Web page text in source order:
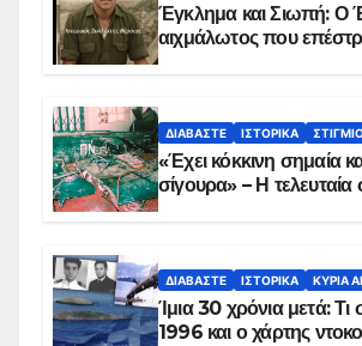
Έγκλημα και Σιωπή: Ο
αιχμάλωτος που
ΔΙΑΒΆΣΤΕ ΙΣΤΟΡΙΚΆ
«Έχει κόκκινη σημαία
σίγουρα» – Η τελευταία
ΔΙΑΒΆΣΤΕ ΙΣΤΟΡΙΚΆ ΚΥΡΙΑ
Ίμια 30 χρόνια μετά: Τι
1996 και ο